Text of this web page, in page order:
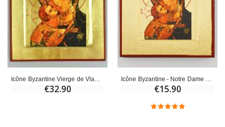
€32.90 €15.90